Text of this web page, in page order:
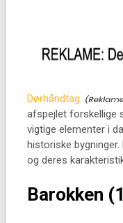
Dørhåndtag
afspejlet forskellige
vigtige elementer i
historiske
og deres
Barokken